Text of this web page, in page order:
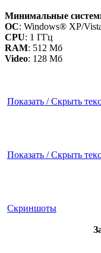
Минимальные
OC: Windows® XP/
CPU: 1 ГГц
RAM: 512 Мб
Video: 128 Мб
Показать / Скрыть
Показать / Скрыть
Скриншоты